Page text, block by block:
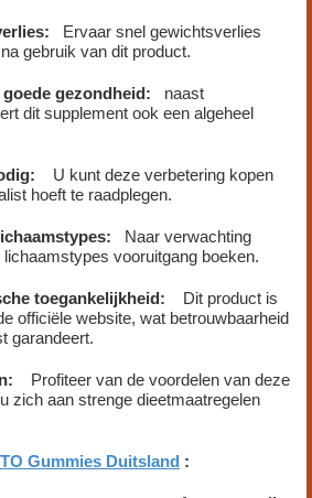
Ervaar snel gewichtsverlies
gebruik van dit product.
gezondheid: naast
dit supplement ook een algeheel
U kunt deze verbetering kopen
hoeft te raadplegen.
Naar verwachting
vooruitgang boeken.
toegankelijkheid: Dit product is
officiële website, wat betrouwbaarheid
garandeert.
Profiteer van de voordelen van deze
zich aan strenge dieetmaatregelen
Gummies Duitsland :